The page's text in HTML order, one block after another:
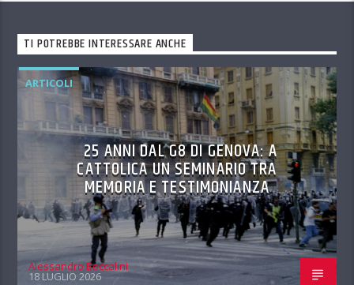
TI POTREBBE INTERESSARE ANCHE
ARTICOLI
25 ANNI DAL G8 DI GENOVA: A
CATTOLICA UN SEMINARIO TRA
MEMORIA E TESTIMONIANZA
Alessandro Boccalini
18 LUGLIO 2026